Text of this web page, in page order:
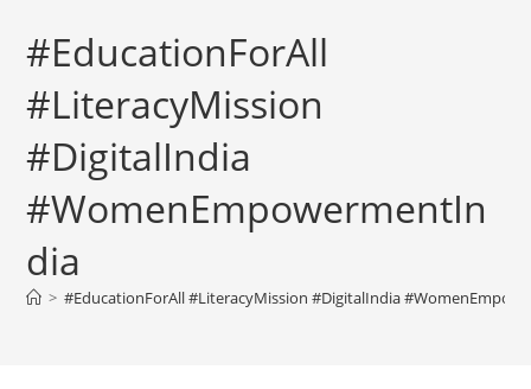
#EducationForAll
#LiteracyMission
#DigitalIndia
#WomenEmpowermentIn
dia
> #EducationForAll #LiteracyMission #DigitalIndia